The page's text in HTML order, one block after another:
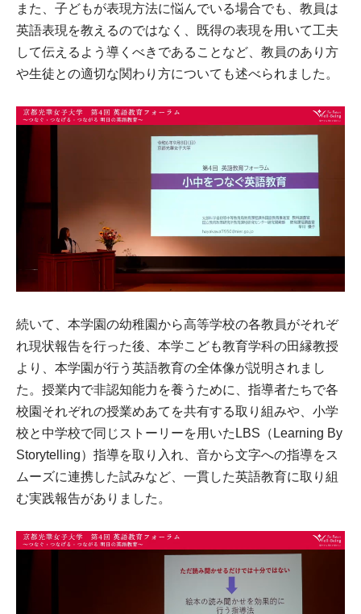
また、子どもが表現方法に悩んでいる場合でも、教員は
英語表現を教えるのではなく、既得の表現を用いて工夫
して伝えるよう導くべきであることなど、教員のあり方
や生徒との適切な関わり方についても述べられました。
続いて、本学園の幼稚園から高等学校の各教員がそれぞ
れ現状報告を行った後、本学こども教育学科の田縁教授
より、本学園が行う英語教育の全体像が説明されまし
た。授業内で非認知能力を養うために、指導者たちで各
校園それぞれの授業めあてを共有する取り組みや、小学
校と中学校で同じストーリーを用いたLBS（Learning By
Storytelling）指導を取り入れ、音から文字への指導をス
ムーズに連携した試みなど、一貫した英語教育に取り組
む実践報告がありました。